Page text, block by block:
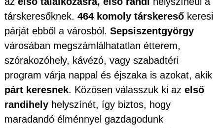
társkeresőknek. 464 komoly társkereső keresi
párját ebből a városból. Sepsiszentgyörgy
városában megszámlálhatatlan étterem,
szórakozóhely, kávézó, vagy szabadtéri
program várja nappal és éjszaka is azokat, akik
párt keresnek. Közösen válasszuk ki az első
randihely helyszínét, így biztos, hogy
maradandó élménnyel gazdagodunk